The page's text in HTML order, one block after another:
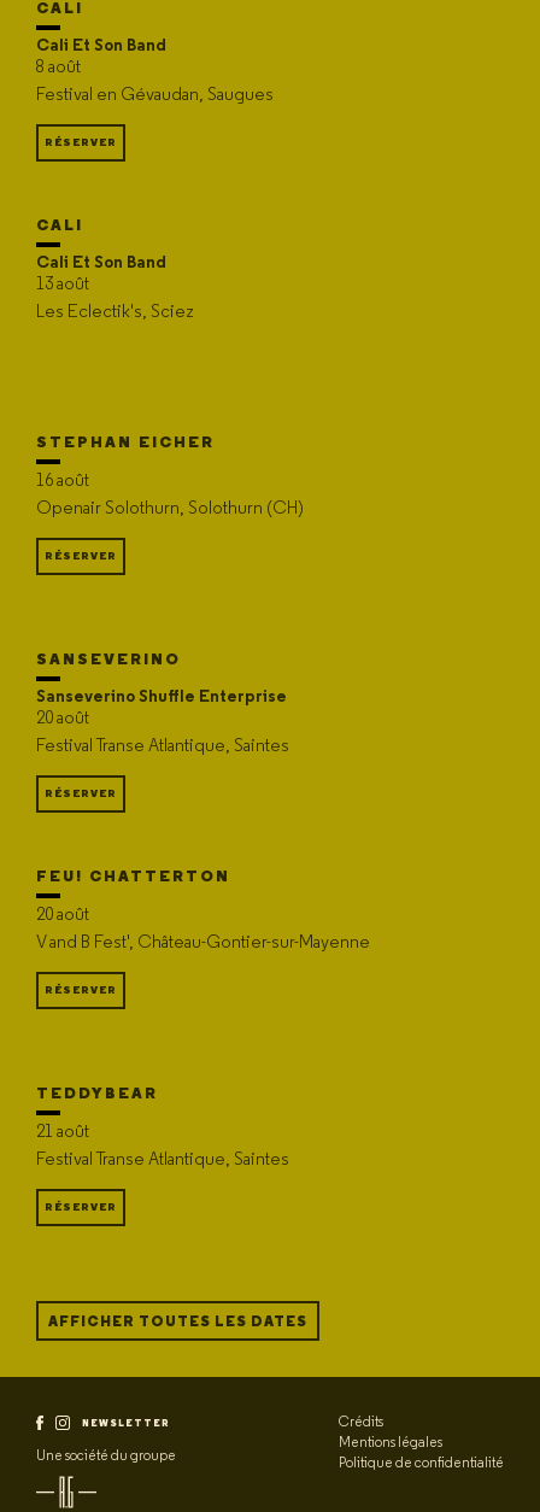
CALI
Cali Et Son Band
8 août
Festival en Gévaudan, Saugues
RÉSERVER
CALI
Cali Et Son Band
13 août
Les Eclectik's, Sciez
STEPHAN EICHER
16 août
Openair Solothurn, Solothurn (CH)
RÉSERVER
SANSEVERINO
Sanseverino Shuffle Enterprise
20 août
Festival Transe Atlantique, Saintes
RÉSERVER
FEU! CHATTERTON
20 août
V and B Fest', Château-Gontier-sur-Mayenne
RÉSERVER
TEDDYBEAR
21 août
Festival Transe Atlantique, Saintes
RÉSERVER
AFFICHER TOUTES LES DATES
NEWSLETTER
Crédits
Mentions légales
Politique de confidentialité
Une société du groupe